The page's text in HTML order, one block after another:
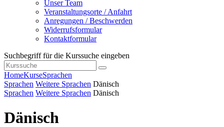
Unser Team
Veranstaltungsorte / Anfahrt
Anregungen / Beschwerden
Widerrufsformular
Kontaktformular
Suchbegriff für die Kurssuche eingeben
HomeKurseSprachen
Sprachen Weitere Sprachen Dänisch
Sprachen Weitere Sprachen Dänisch
Dänisch